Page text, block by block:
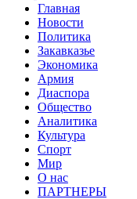
Главная
Новости
Политика
Закавказье
Экономика
Армия
Диаспора
Общество
Аналитика
Культура
Спорт
Мир
О нас
ПАРТНЕРЫ